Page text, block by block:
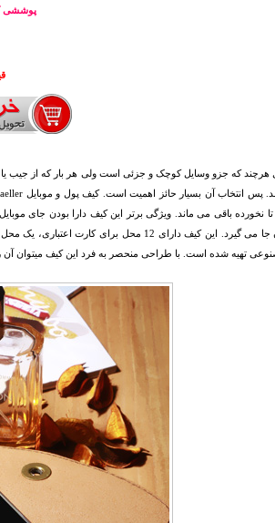
پوششی
هرچند که جزو وسایل کوچک و جزئی است ولی هر بار که از جیب
درون آن جا می گیرد. این کیف دارای 12
تهیه شده است. با طراحی منحصر به فرد این کیف میتوان آن